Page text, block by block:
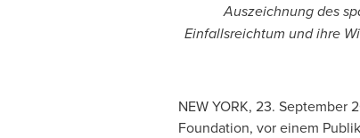
Auszeichnung des
Einfallsreichtum und ihre
NEW YORK, 23. September
Foundation, vor einem